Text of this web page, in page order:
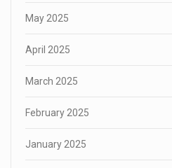
May 2025
April 2025
March 2025
February 2025
January 2025